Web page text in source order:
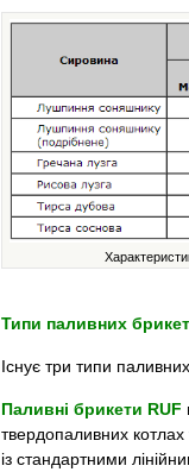
Типи паливних брикет
Існує три типи
Паливні брикети RUF
твердопаливних
із стандартними